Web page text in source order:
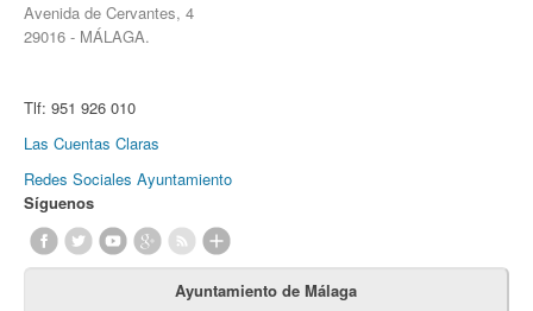
Avenida de Cervantes, 4
29016 - MÁLAGA.
Tlf: 951 926 010
Las Cuentas Claras
Redes Sociales Ayuntamiento
Síguenos
Ayuntamiento de Málaga